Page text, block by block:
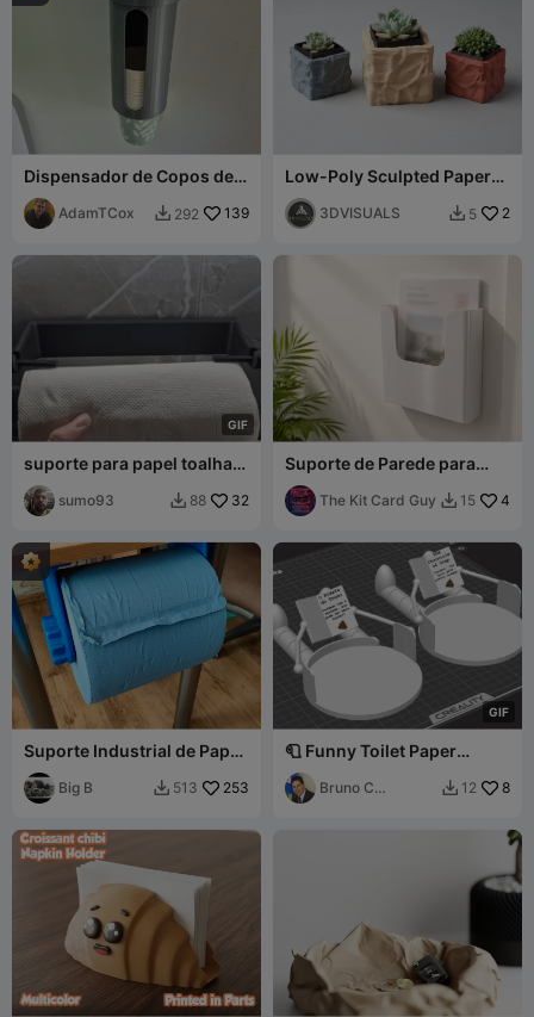
Dispensador de Copos de
Papel
AdamTCox  292 139
Low-Poly Sculpted Paper
Planter with Inner Trays
3DVISUALS  5 2
GIF
suporte para papel toalha
de cozinha com troca
rápidasumo93  88 32
Suporte de Parede para
Documentos e Papéis A4
The Kit Card Guy  15 4
Suporte Industrial de Papel
Toalha de 3kg
Big B  513 253
GIF
🧻 Funny Toilet Paper
Holder Buddy – "The
Reader"Bruno C
 12 8